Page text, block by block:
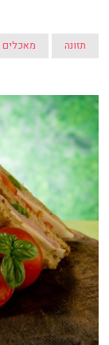
תזונה מאכלים